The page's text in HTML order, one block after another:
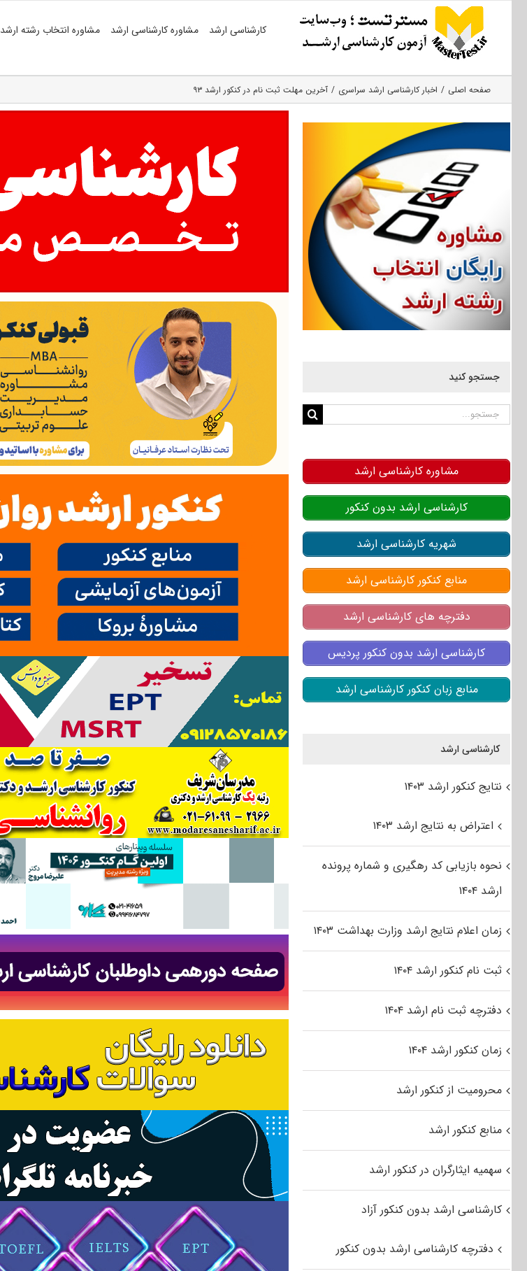
کارشناسی ارشد مشاوره کارشناسی ارشد مشاوره انتخاب رشته ارشد
صفحه اصلی اخبار کارشناسی ارشد سراسری آخرین مهلت ثبت نام در کنکور ارشد ۹۳
جستجو کنید
جستجو
مشاوره کارشناسی ارشد
کارشناسی ارشد بدون کنکور
شهریه کارشناسی ارشد
منابع کنکور کارشناسی ارشد
دفترچه های کارشناسی ارشد
کارشناسی ارشد بدون کنکور پردیس
منابع زبان کنکور کارشناسی ارشد
کارشناسی ارشد
نتایج کنکور ارشد ۱۴۰۳
اعتراض به نتایج ارشد ۱۴۰۳
نحوه بازیابی کد رهگیری و شماره پرونده
ارشد ۱۴۰۴
زمان اعلام نتایج ارشد وزارت بهداشت ۱۴۰۳
ثبت نام کنکور ارشد ۱۴۰۴
دفترچه ثبت نام ارشد ۱۴۰۴
زمان کنکور ارشد ۱۴۰۴
محرومیت از کنکور ارشد
منابع کنکور ارشد
سهمیه ایثارگران در کنکور ارشد
کارشناسی ارشد بدون کنکور آزاد
دفترچه کارشناسی ارشد بدون کنکور